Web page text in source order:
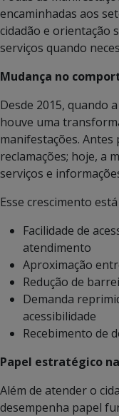
encaminhadas aos
cidadão e orientação
serviços quando
Mudança no
Desde 2015, quando
houve uma
manifestações. Antes
reclamações; hoje, a
serviços e
Esse crescimento
Facilidade de
atendimento
Aproximação
Redução de
Demanda
acessibilidade
Recebimento de
Papel estratégico
Além de atender o
desempenha papel